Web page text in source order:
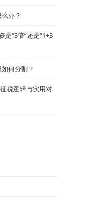
办？
是“3倍”还是“1+3
何分割？
税逻辑与实用对